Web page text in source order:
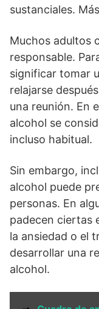
sustanciales.
Muchos adultos
responsable.
significar tomar
relajarse
una reunión. En
alcohol se
incluso habitual.
Sin embargo,
alcohol puede
personas. En
padecen ciertas
la ansiedad o el
desarrollar una
alcohol.